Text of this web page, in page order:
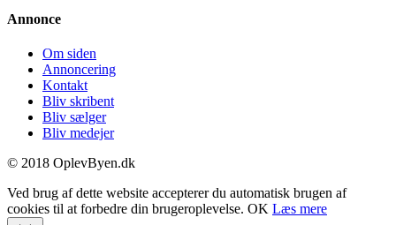
Annonce
Om siden
Annoncering
Kontakt
Bliv skribent
Bliv sælger
Bliv medejer
© 2018 OplevByen.dk
Ved brug af dette website accepterer du automatisk brugen af
cookies til at forbedre din brugeroplevelse. OK Læs mere